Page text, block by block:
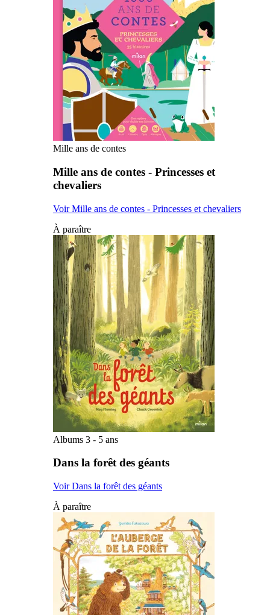
Mille ans de contes
Mille ans de contes - Princesses et
chevaliers
Voir Mille ans de contes - Princesses et chevaliers
À paraître
Albums 3 - 5 ans
Dans la forêt des géants
Voir Dans la forêt des géants
À paraître